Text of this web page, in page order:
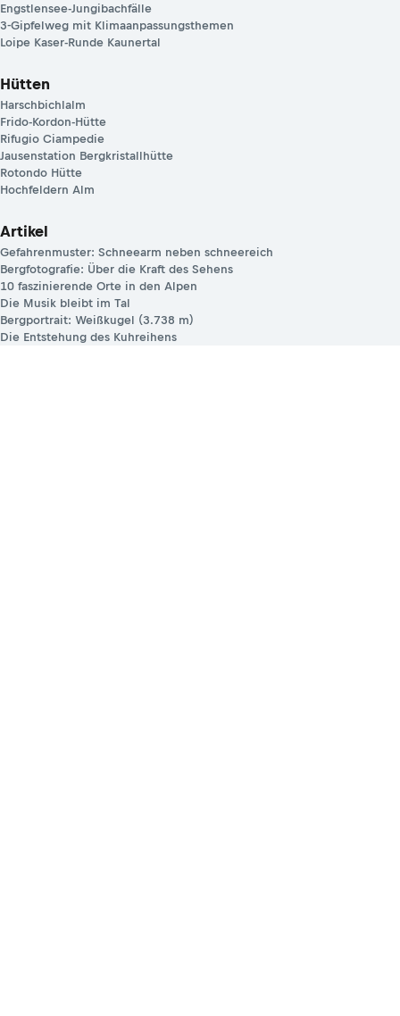
Engstlensee-Jungibachfälle
3-Gipfelweg mit Klimaanpassungsthemen
Loipe Kaser-Runde Kaunertal
Hütten
Harschbichlalm
Frido-Kordon-Hütte
Rifugio Ciampedie
Jausenstation Bergkristallhütte
Rotondo Hütte
Hochfeldern Alm
Artikel
Gefahrenmuster: Schneearm neben schneereich
Bergfotografie: Über die Kraft des Sehens
10 faszinierende Orte in den Alpen
Die Musik bleibt im Tal
Bergportrait: Weißkugel (3.738 m)
Die Entstehung des Kuhreihens